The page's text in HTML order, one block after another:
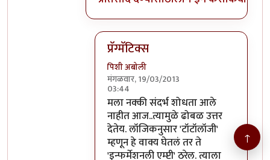
प्रॅग्मॅटिक्स
पिशी अबोली
मंगळवार, 19/03/2013
03:44
In reply toआयला!byबॅटमॅन
मला नक्की संदर्भ शोधता आले
नाहीत आज..त्यामुळे ढोबळ उत्तर
देतेय. लॉजिकनुसार 'टॉटॉलॉजी'
म्हणून हे वाक्य घेतलं तर ते
'इन्फर्मेशनली एम्प्टी' ठरेल. त्याला
↑